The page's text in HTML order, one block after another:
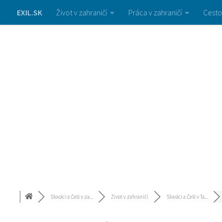
EXIL.SK Život v zahraničí Práca v zahraničí
Slováci a Češi v za... Život v zahraničí Slováci a Češi v Ta...